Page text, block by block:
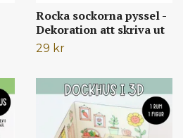
Rocka sockorna pyssel -
Dekoration att skriva ut
29 kr